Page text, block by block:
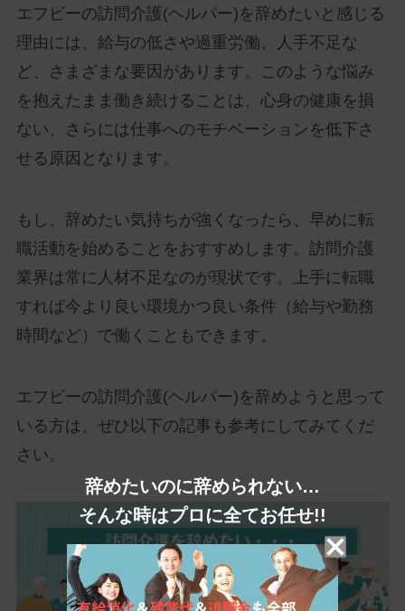
エフビーの訪問介護(ヘルパー)を辞めたいと感じる
理由には、給与の低さや過重労働、人手不足な
ど、さまざまな要因があります。このような悩み
を抱えたまま働き続けることは、心身の健康を損
ない、さらには仕事へのモチベーションを低下さ
せる原因となります。
もし、辞めたい気持ちが強くなったら、早めに転
職活動を始めることをおすすめします。訪問介護
業界は常に人材不足なのが現状です。上手に転職
すれば今より良い環境かつ良い条件（給与や勤務
時間など）で働くこともできます。
エフビーの訪問介護(ヘルパー)を辞めようと思って
いる方は、ぜひ以下の記事も参考にしてみてくだ
さい。
辞めたいのに辞められない…
そんな時はプロに全てお任せ!!